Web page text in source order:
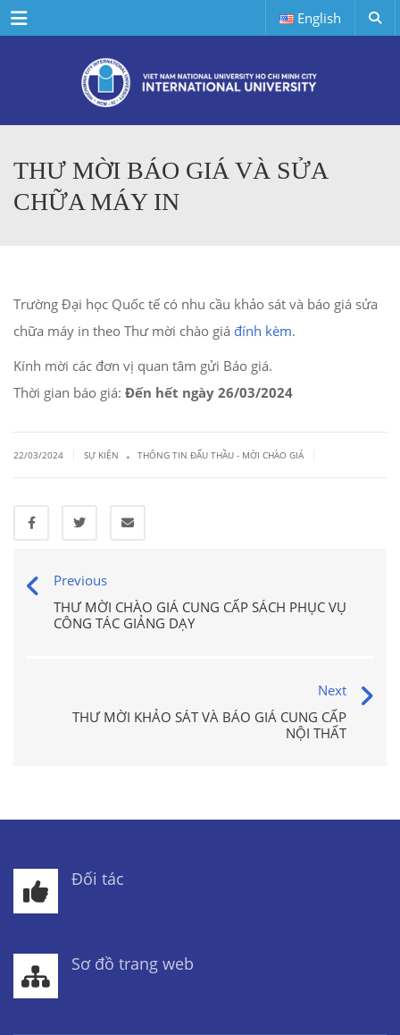
Menu English
THƯ MỜI BÁO GIÁ VÀ SỬA
CHỮA MÁY IN
Trường Đại học Quốc tế có nhu cầu khảo sát và báo giá sửa
chữa máy in theo Thư mời chào giá đính kèm.
Kính mời các đơn vị quan tâm gửi Báo giá.
Thời gian báo giá: Đến hết ngày 26/03/2024
22/03/2024 SỰ KIỆN . THÔNG TIN ĐẤU THẦU - MỜI CHÀO GIÁ
Previous
THƯ MỜI CHÀO GIÁ CUNG CẤP SÁCH PHỤC VỤ
CÔNG TÁC GIẢNG DẠY
Next
THƯ MỜI KHẢO SÁT VÀ BÁO GIÁ CUNG CẤP
NỘI THẤT
Đối tác
Sơ đồ trang web